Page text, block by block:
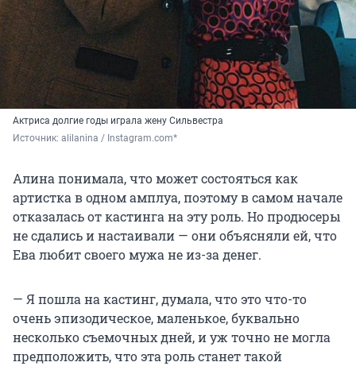
Актриса долгие годы играла жену Сильвестра
Источник: alilanina / Instagram.com*
Алина понимала, что может состояться как
артистка в одном амплуа, поэтому в самом начале
отказалась от кастинга на эту роль. Но продюсеры
не сдались и настаивали — они объясняли ей, что
Ева любит своего мужа не из-за денег.
— Я пошла на кастинг, думала, что это что-то
очень эпизодическое, маленькое, буквально
несколько съемочных дней, и уж точно не могла
предположить, что эта роль станет такой